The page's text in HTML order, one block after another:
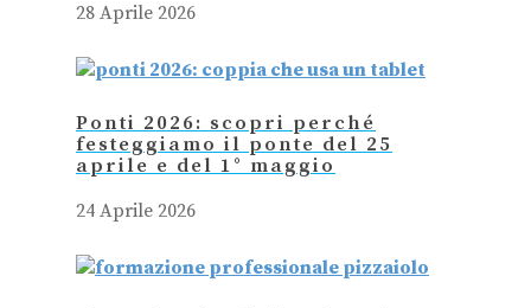
28 Aprile 2026
Ponti 2026: scopri perché
festeggiamo il ponte del 25
aprile e del 1° maggio
24 Aprile 2026